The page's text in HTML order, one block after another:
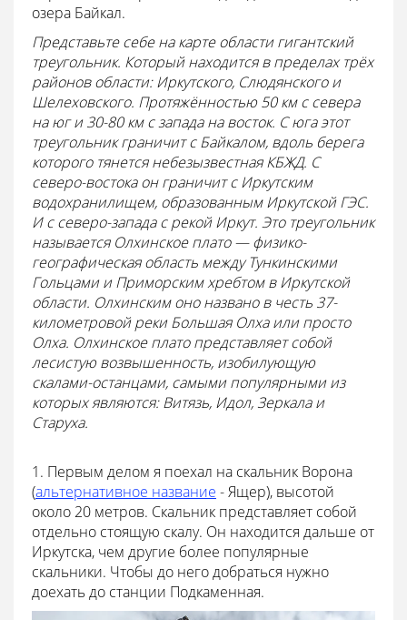
озера Байкал.
Представьте себе на карте области гигантский
треугольник. Который находится в пределах трёх
районов области: Иркутского, Слюдянского и
Шелеховского. Протяжённостью 50 км с севера
на юг и 30-80 км с запада на восток. С юга этот
треугольник граничит с Байкалом, вдоль берега
которого тянется небезызвестная КБЖД. С
северо-востока он граничит с Иркутским
водохранилищем, образованным Иркутской ГЭС.
И с северо-запада с рекой Иркут. Это треугольник
называется Олхинское плато — физико-
географическая область между Тункинскими
Гольцами и Приморским хребтом в Иркутской
области. Олхинским оно названо в честь 37-
километровой реки Большая Олха или просто
Олха. Олхинское плато представляет собой
лесистую возвышенность, изобилующую
скалами-останцами, самыми популярными из
которых являются: Витязь, Идол, Зеркала и
Старуха.
1. Первым делом я поехал на скальник Ворона
(альтернативное название - Ящер), высотой
около 20 метров. Скальник представляет собой
отдельно стоящую скалу. Он находится дальше от
Иркутска, чем другие более популярные
скальники. Чтобы до него добраться нужно
доехать до станции Подкаменная.